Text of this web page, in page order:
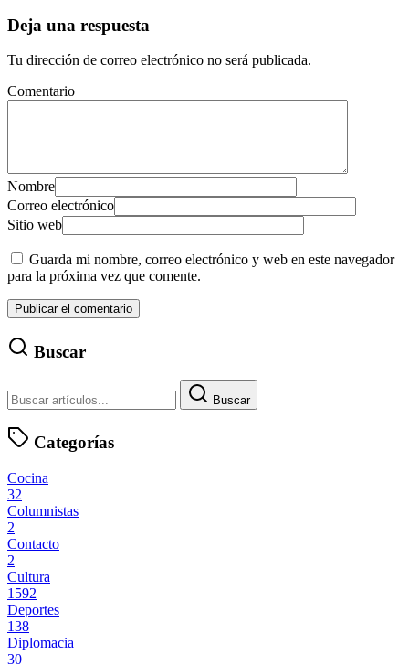
Deja una respuesta
Tu dirección de correo electrónico no será publicada.
Comentario
Nombre
Correo electrónico
Sitio web
Guarda mi nombre, correo electrónico y web en este navegador
para la próxima vez que comente.
Buscar
Buscar
Categorías
Cocina
32
Columnistas
2
Contacto
2
Cultura
1592
Deportes
138
Diplomacia
30